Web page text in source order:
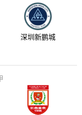
深圳新鹏城